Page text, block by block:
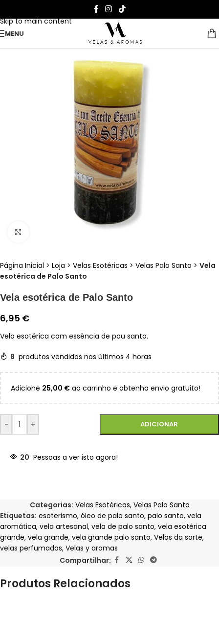
Skip to main content
MENU
Página Inicial > Loja > Velas Esotéricas > Velas Palo Santo > Vela
esotérica de Palo Santo
Vela esotérica de Palo Santo
6,95 €
Vela esotérica com essência de pau santo.
8 produtos vendidos nos últimos 4 horas
Adicione 25,00 € ao carrinho e obtenha envio gratuito!
- + ADICIONAR
20 Pessoas a ver isto agora!
Categorias: Velas Esotéricas, Velas Palo Santo
Etiquetas: esoterismo, óleo de palo santo, palo santo, vela
aromática, vela artesanal, vela de palo santo, vela esotérica
grande, vela grande, vela grande palo santo, Velas da sorte,
velas perfumadas, Velas y aromas
Compartilhar:
Produtos Relacionados